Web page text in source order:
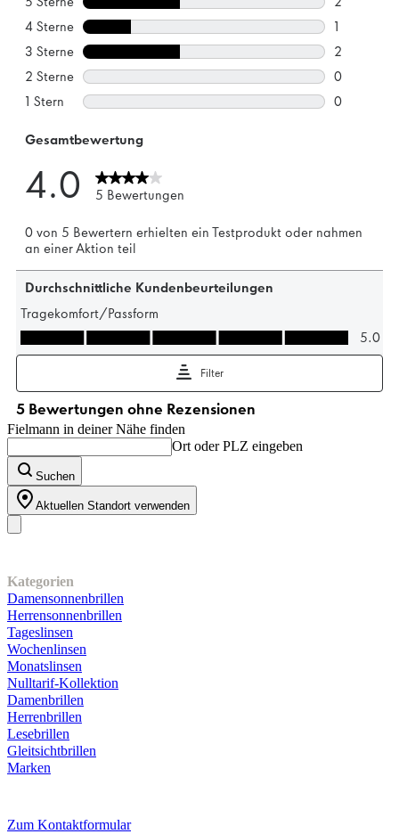
Fielmann in deiner Nähe finden
Ort oder PLZ eingeben
Suchen
Aktuellen Standort verwenden
Kategorien
Damensonnenbrillen
Herrensonnenbrillen
Tageslinsen
Wochenlinsen
Monatslinsen
Nulltarif-Kollektion
Damenbrillen
Herrenbrillen
Lesebrillen
Gleitsichtbrillen
Marken
Zum Kontaktformular